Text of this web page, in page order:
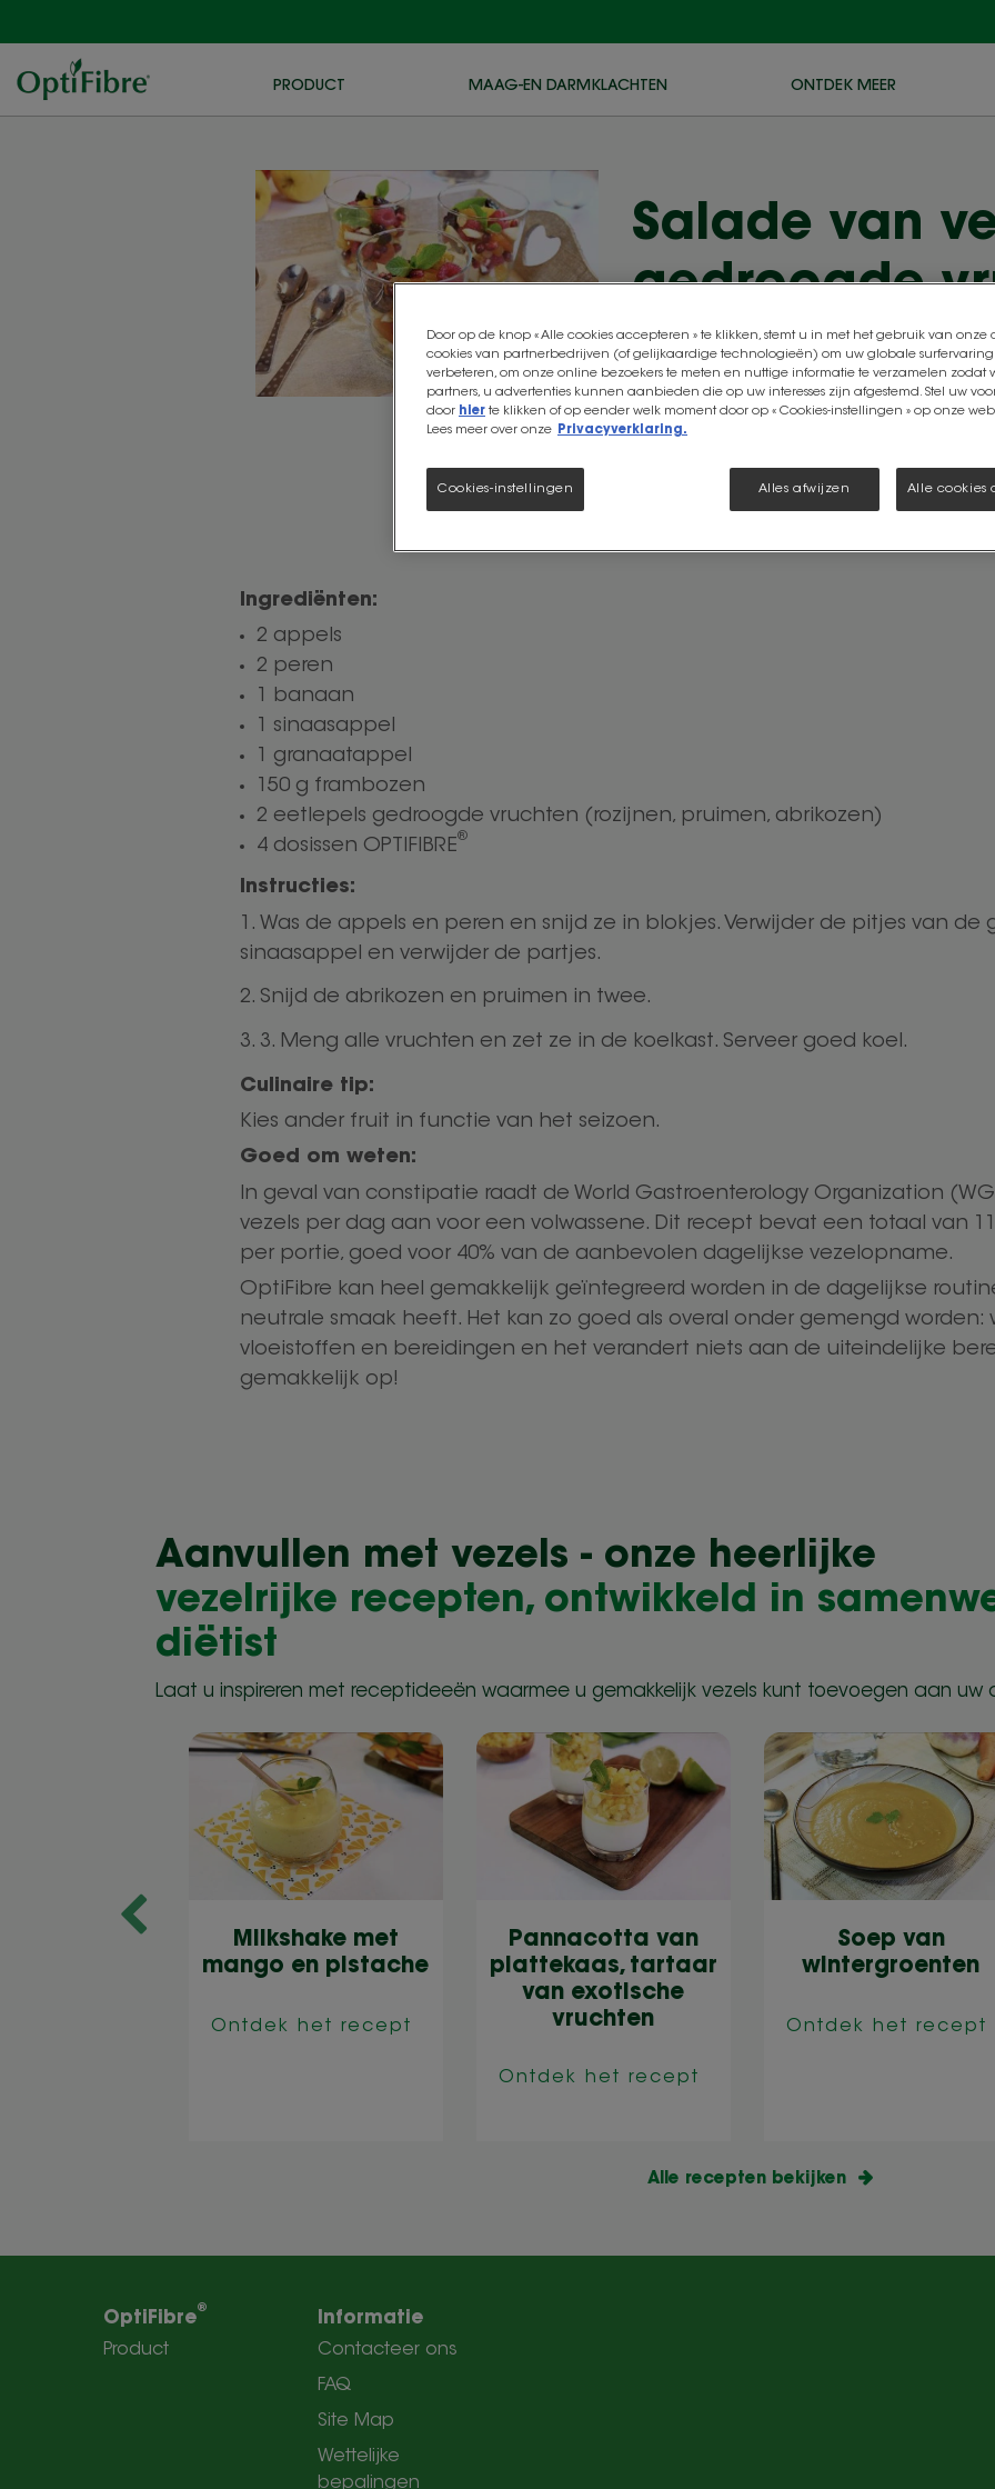
PRODUCT MAAG-EN DARMKLACHTEN ONTDEK MEER
Salade van
gedroogde
Dessert
Ingrediënten:
2 appels
2 peren
1 banaan
1 sinaasappel
1 granaatappel
150 g frambozen
2 eetlepels gedroogde vruchten (rozijnen, pruimen, abrikozen)
4 dosissen OPTIFIBRE
®
Instructies:
Was de appels en peren en snijd ze in blokjes. Verwijder de pitjes van de
sinaasappel en verwijder de partjes.
Snijd de abrikozen en pruimen in twee.
3. Meng alle vruchten en zet ze in de koelkast. Serveer goed koel.
Culinaire tip:
Kies ander fruit in functie van het seizoen.
Goed om weten:
In geval van constipatie raadt de World Gastroenterology Organization
vezels per dag aan voor een volwassene. Dit recept bevat een totaal van
per portie, goed voor 40% van de aanbevolen dagelijkse vezelopname.
OptiFibre kan heel gemakkelijk geïntegreerd worden in de dagelijkse
neutrale smaak heeft. Het kan zo goed als overal onder gemengd worden:
vloeistoffen en bereidingen en het verandert niets aan de uiteindelijke
gemakkelijk op!
Aanvullen met vezels - onze heerlijke
vezelrijke recepten, ontwikkeld in
diëtist
Laat u inspireren met receptideeën waarmee u gemakkelijk vezels kunt toevoegen aan uw
Milkshake met
mango en pistache
Ontdek het recept
Pannacotta van
plattekaas, tartaar
van exotische
vruchten
Ontdek het recept
Soep van
wintergroenten
Ontdek het recept
Alle recepten bekijken
OptiFibre®
Product
Informatie
Contacteer ons
FAQ
Site Map
Wettelijke
bepalingen
Door op de knop « Alle cookies accepteren » te klikken, stemt u in met het gebruik van onze
cookies van partnerbedrijven (of gelijkaardige technologieën) om uw globale surfervaring
verbeteren, om onze online bezoekers te meten en nuttige informatie te verzamelen zodat
partners, u advertenties kunnen aanbieden die op uw interesses zijn afgestemd. Stel uw
door hier te klikken of op eender welk moment door op « Cookies-instellingen » op onze
Lees meer over onze
Privacyverklaring.
Alles afwijzen Alle cookies
Cookies-instellingen